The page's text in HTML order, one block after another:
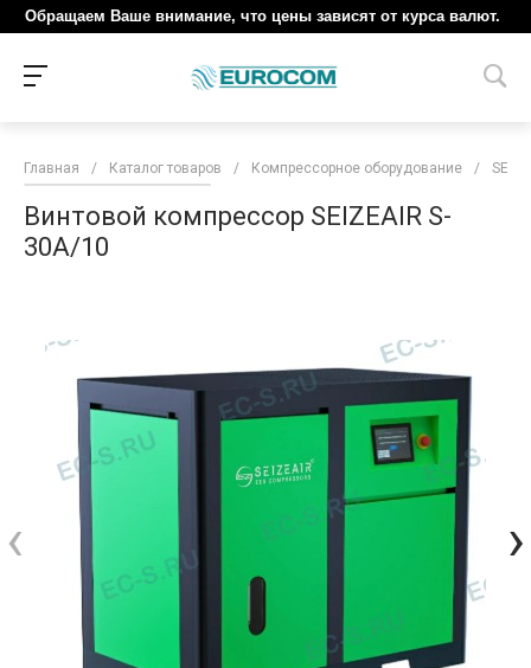
Обращаем Ваше внимание, что цены зависят от курса валют.
Главная / Каталог товаров / Компрессорное оборудование /
Винтовой компрессор SEIZEAIR S-
30A/10
‹ ›